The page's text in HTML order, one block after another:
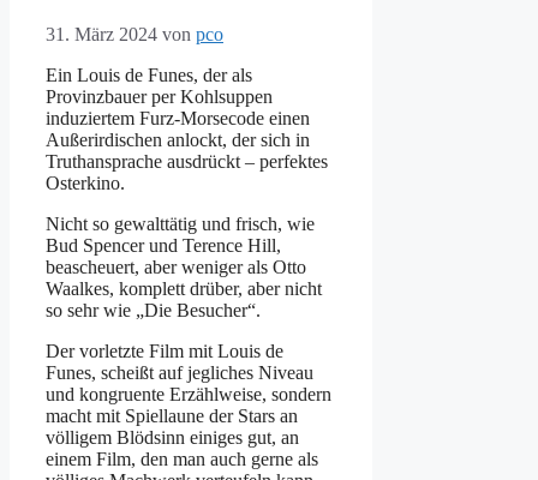
31. März 2024 von pco
Ein Louis de Funes, der als
Provinzbauer per Kohlsuppen
induziertem Furz-Morsecode einen
Außerirdischen anlockt, der sich in
Truthansprache ausdrückt – perfektes
Osterkino.
Nicht so gewalttätig und frisch, wie
Bud Spencer und Terence Hill,
beascheuert, aber weniger als Otto
Waalkes, komplett drüber, aber nicht
so sehr wie „Die Besucher“.
Der vorletzte Film mit Louis de
Funes, scheißt auf jegliches Niveau
und kongruente Erzählweise, sondern
macht mit Spiellaune der Stars an
völligem Blödsinn einiges gut, an
einem Film, den man auch gerne als